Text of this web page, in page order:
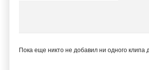
Пока еще никто не добавил ни одного